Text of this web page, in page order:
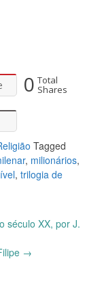
0 Total
Shares
Tagged
, milionários,
, trilogia de
século XX, por J.
→